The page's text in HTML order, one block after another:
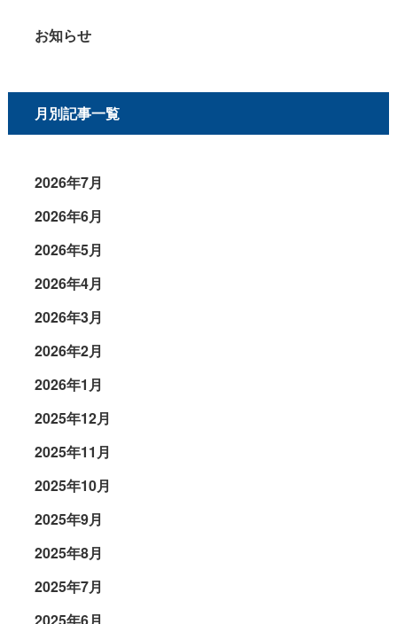
お知らせ
月別記事一覧
2026年7月
2026年6月
2026年5月
2026年4月
2026年3月
2026年2月
2026年1月
2025年12月
2025年11月
2025年10月
2025年9月
2025年8月
2025年7月
2025年6月